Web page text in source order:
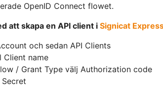
OpenID Connect flowet.
att skapa en API client i Signicat
och sedan API Clients
Client name
/ Grant Type välj Authorization code
Secret